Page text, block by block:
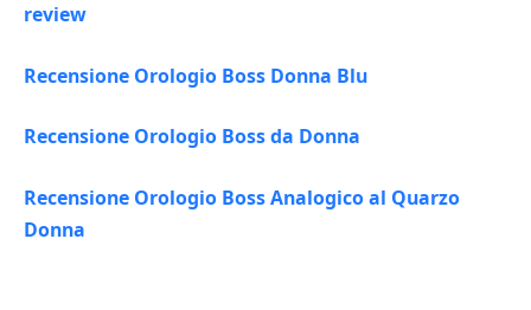
review
Recensione Orologio Boss Donna Blu
Recensione Orologio Boss da Donna
Recensione Orologio Boss Analogico al Quarzo
Donna